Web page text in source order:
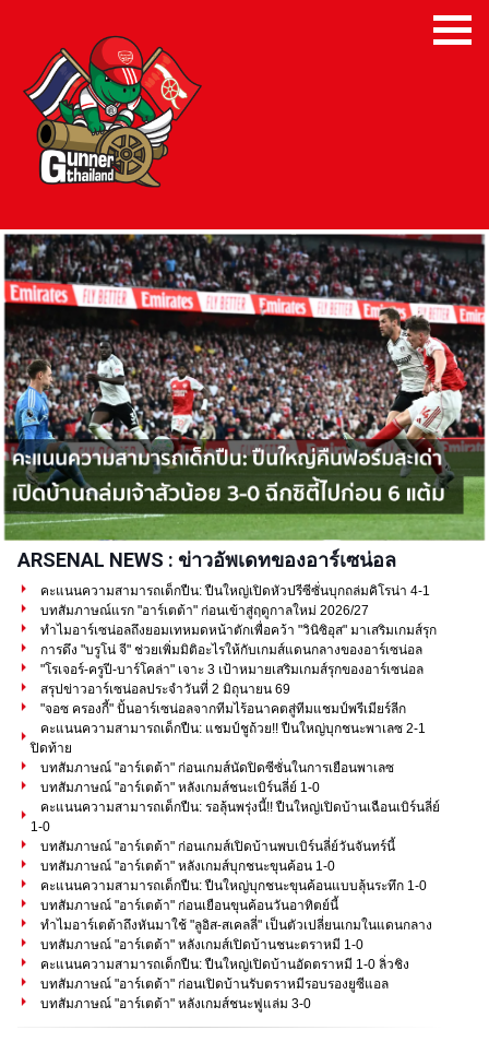
ARSENAL NEWS : ข่าวอัพเดทของอาร์เซน่อล
คะแนนความสามารถเด็กปืน: ปืนใหญ่เปิดหัวปรีซีซั่นบุกถล่มคิโรน่า 4-1
บทสัมภาษณ์แรก "อาร์เตต้า" ก่อนเข้าสู่ฤดูกาลใหม่ 2026/27
ทำไมอาร์เซน่อลถึงยอมเทหมดหน้าตักเพื่อคว้า "วินิซิอุส" มาเสริมเกมส์รุก
การดึง "บรูโน่ จี" ช่วยเพิ่มมิติอะไรให้กับเกมส์แดนกลางของอาร์เซน่อล
"โรเจอร์-ครูปี-บาร์โคล่า" เจาะ 3 เป้าหมายเสริมเกมส์รุกของอาร์เซน่อล
สรุปข่าวอาร์เซน่อลประจำวันที่ 2 มิถุนายน 69
"จอซ ครองกี้" ปั้นอาร์เซน่อลจากทีมไร้อนาคตสู่ทีมแชมป์พรีเมียร์ลีก
คะแนนความสามารถเด็กปืน: แชมป์ชูถ้วย!! ปืนใหญ่บุกชนะพาเลซ 2-1
ปิดท้าย
บทสัมภาษณ์ "อาร์เตต้า" ก่อนเกมส์นัดปิดซีซั่นในการเยือนพาเลซ
บทสัมภาษณ์ "อาร์เตต้า" หลังเกมส์ชนะเบิร์นลี่ย์ 1-0
คะแนนความสามารถเด็กปืน: รอลุ้นพรุ่งนี้!! ปืนใหญ่เปิดบ้านเฉือนเบิร์นลี่ย์
1-0
บทสัมภาษณ์ "อาร์เตต้า" ก่อนเกมส์เปิดบ้านพบเบิร์นลี่ย์วันจันทร์นี้
บทสัมภาษณ์ "อาร์เตต้า" หลังเกมส์บุกชนะขุนค้อน 1-0
คะแนนความสามารถเด็กปืน: ปืนใหญ่บุกชนะขุนค้อนแบบลุ้นระทึก 1-0
บทสัมภาษณ์ "อาร์เตต้า" ก่อนเยือนขุนค้อนวันอาทิตย์นี้
ทำไมอาร์เตต้าถึงหันมาใช้ "ลูอิส-สเคลลี่" เป็นตัวเปลี่ยนเกมในแดนกลาง
บทสัมภาษณ์ "อาร์เตต้า" หลังเกมส์เปิดบ้านชนะตราหมี 1-0
คะแนนความสามารถเด็กปืน: ปืนใหญ่เปิดบ้านอัดตราหมี 1-0 ลิ่วชิง
บทสัมภาษณ์ "อาร์เตต้า" ก่อนเปิดบ้านรับตราหมีรอบรองยูซีแอล
บทสัมภาษณ์ "อาร์เตต้า" หลังเกมส์ชนะฟูแล่ม 3-0